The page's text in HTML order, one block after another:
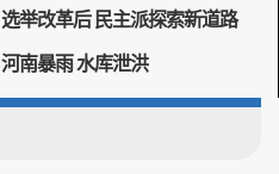
新年 祝贺 天象 七星连珠
选举改革后 民主派探索新道路
香港，民主，国安法，选举，改革
河南暴雨 水库泄洪
河南暴雨 洪灾 溃坝